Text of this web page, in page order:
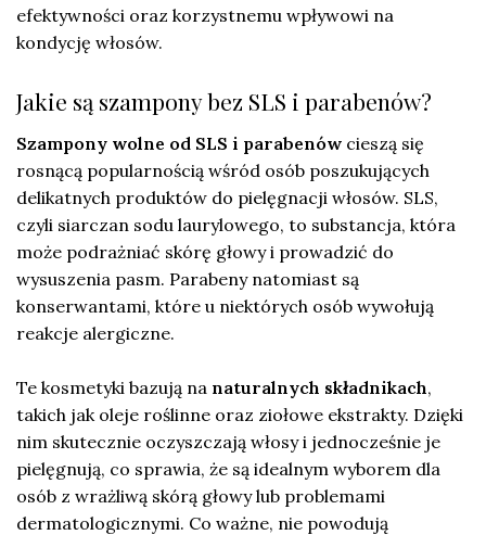
efektywności oraz korzystnemu wpływowi na
kondycję włosów.
Jakie są szampony bez SLS i parabenów?
Szampony wolne od SLS i parabenów cieszą się
rosnącą popularnością wśród osób poszukujących
delikatnych produktów do pielęgnacji włosów. SLS,
czyli siarczan sodu laurylowego, to substancja, która
może podrażniać skórę głowy i prowadzić do
wysuszenia pasm. Parabeny natomiast są
konserwantami, które u niektórych osób wywołują
reakcje alergiczne.
Te kosmetyki bazują na naturalnych składnikach,
takich jak oleje roślinne oraz ziołowe ekstrakty. Dzięki
nim skutecznie oczyszczają włosy i jednocześnie je
pielęgnują, co sprawia, że są idealnym wyborem dla
osób z wrażliwą skórą głowy lub problemami
dermatologicznymi. Co ważne, nie powodują